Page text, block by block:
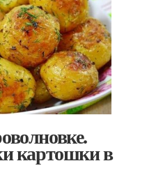
картошки в